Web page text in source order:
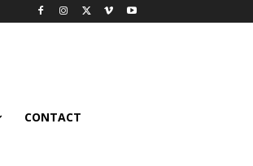
CONTACT